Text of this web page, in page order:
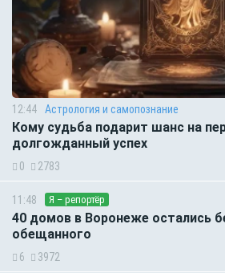
12:44 Астрология и самопознание
Кому судьба подарит шанс на
долгожданный успех
0 2783
11:48 Я – репортёр
40 домов в Воронеже остались
обещанного
6 3972